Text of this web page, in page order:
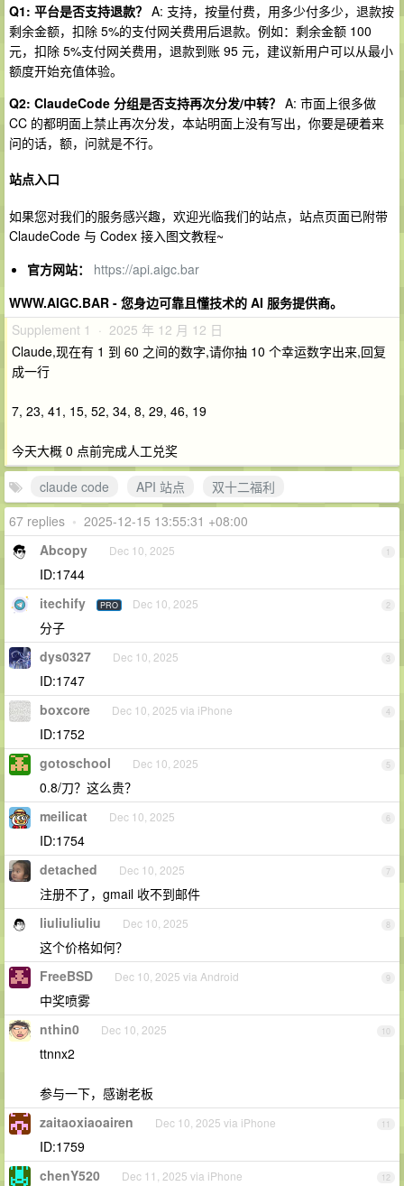
Q1: 平台是否支持退款？ A: 支持，按量付费，用多少付多少，退款按
剩余金额，扣除 5%的支付网关费用后退款。例如：剩余金额 100
元，扣除 5%支付网关费用，退款到账 95 元，建议新用户可以从最小
额度开始充值体验。
Q2: ClaudeCode 分组是否支持再次分发/中转？ A: 市面上很多做
CC 的都明面上禁止再次分发，本站明面上没有写出，你要是硬着来
问的话，额，问就是不行。
站点入口
如果您对我们的服务感兴趣，欢迎光临我们的站点，站点页面已附带
ClaudeCode 与 Codex 接入图文教程~
官方网站：
https://api.aigc.bar
WWW.AIGC.BAR - 您身边可靠且懂技术的 AI 服务提供商。
Supplement 1 · 2025 年 12 月 12 日
Claude,现在有 1 到 60 之间的数字,请你抽 10 个幸运数字出来,回复
成一行
7, 23, 41, 15, 52, 34, 8, 29, 46, 19
今天大概 0 点前完成人工兑奖
claude code
API 站点
双十二福利
67 replies • 2025-12-15 13:55:31 +08:00
1
Abcopy Dec 10, 2025
ID:1744
2
itechify PRO Dec 10, 2025
分子
3
dys0327 Dec 10, 2025
ID:1747
4
boxcore Dec 10, 2025 via iPhone
ID:1752
5
gotoschool Dec 10, 2025
0.8/刀？这么贵？
6
meilicat Dec 10, 2025
ID:1754
7
detached Dec 10, 2025
注册不了，gmail 收不到邮件
8
liuliuliuliu Dec 10, 2025
这个价格如何？
9
FreeBSD Dec 10, 2025 via Android
中奖喷雾
10
nthin0 Dec 10, 2025
ttnnx2
参与一下，感谢老板
11
zaitaoxiaoairen Dec 10, 2025 via iPhone
ID:1759
12
chenY520 Dec 11, 2025 via iPhone